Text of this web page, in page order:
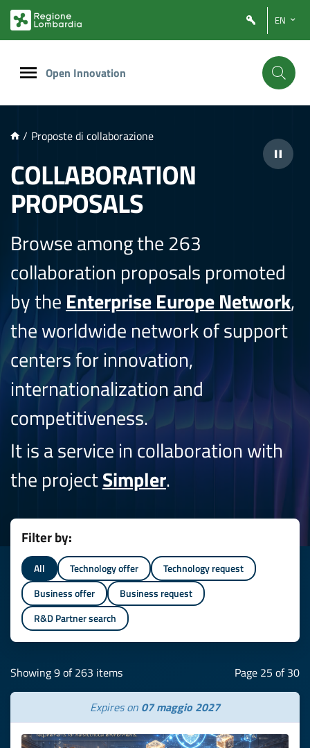
PRINCIPALE
EN
Open Innovation
/ Proposte di collaborazione
COLLABORATION
PROPOSALS
Browse among the 263
collaboration proposals promoted
by the Enterprise Europe Network,
the worldwide network of support
centers for innovation,
internationalization and
competitiveness.
It is a service in collaboration with
the projectSimpler.
Filter by:
All Technology offer
Technology request
Business offer
Business request
R&D Partner search
Showing 9 of 263 items Page 25 of 30
Expires on 07 maggio 2027